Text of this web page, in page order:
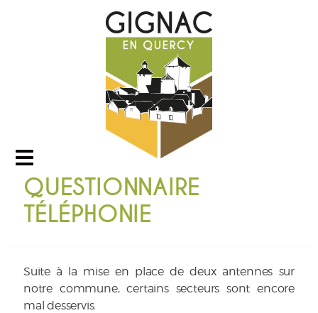
QUESTIONNAIRE
TÉLÉPHONIE
Suite à la mise en place de deux antennes sur
notre commune, certains secteurs sont encore
mal desservis.